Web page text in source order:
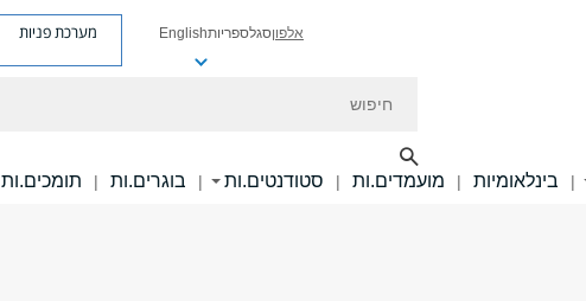
אלפוןסגלספריותEnglish מערכת פניות
| בינלאומיות | מועמדים.ות | סטודנטים.ות | בוגרים.ות | תומכים.ות